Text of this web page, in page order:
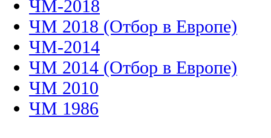
ЧМ-2018
ЧМ 2018 (Отбор в Европе)
ЧМ-2014
ЧМ 2014 (Отбор в Европе)
ЧМ 2010
ЧМ 1986